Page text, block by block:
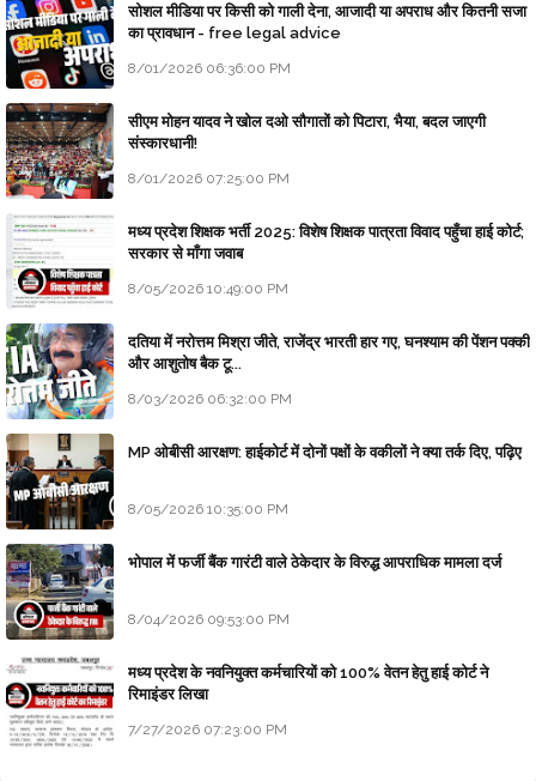
सोशल मीडिया पर किसी को गाली देना, आजादी या अपराध और कितनी सजा
का प्रावधान - free legal advice
8/01/2026 06:36:00 PM
सीएम मोहन यादव ने खोल दओ सौगातों को पिटारा, भैया, बदल जाएगी
संस्कारधानी!
8/01/2026 07:25:00 PM
मध्य प्रदेश शिक्षक भर्ती 2025: विशेष शिक्षक पात्रता विवाद पहुँचा हाई कोर्ट;
सरकार से माँगा जवाब
8/05/2026 10:49:00 PM
दतिया में नरोत्तम मिश्रा जीते, राजेंद्र भारती हार गए, घनश्याम की पेंशन पक्की
और आशुतोष बैक टू...
8/03/2026 06:32:00 PM
MP ओबीसी आरक्षण: हाईकोर्ट में दोनों पक्षों के वकीलों ने क्या तर्क दिए, पढ़िए
8/05/2026 10:35:00 PM
भोपाल में फर्जी बैंक गारंटी वाले ठेकेदार के विरुद्ध आपराधिक मामला दर्ज
8/04/2026 09:53:00 PM
मध्य प्रदेश के नवनियुक्त कर्मचारियों को 100% वेतन हेतु हाई कोर्ट ने
रिमाइंडर लिखा
7/27/2026 07:23:00 PM